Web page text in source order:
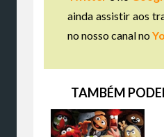
ainda assistir aos
no nosso canal no
TAMBÉM